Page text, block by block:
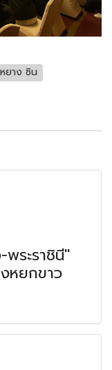
ยาง ซิน
พระราชินี"
หยกขาว